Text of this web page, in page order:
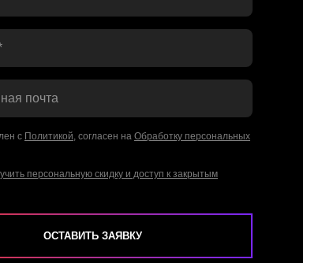
почта
с Политикой, согласен на Обработку персональных
персональную скидку и доступ к закрытым